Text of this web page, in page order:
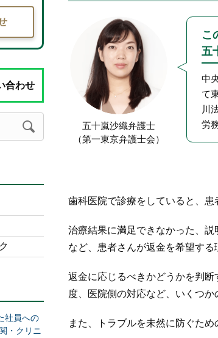
五十嵐沙織弁護士
（第一東京弁護士会）
こ
五
中
て
川
労
歯科医院で診療をしていると、患
治療結果に満足できなかった、
など、患者さんが返金を希望する
返金に応じるべきかどうかを判
度、医院側の対応など、いくつか
また、トラブルを未然に防ぐため
合わせ
社員への
・クリニ